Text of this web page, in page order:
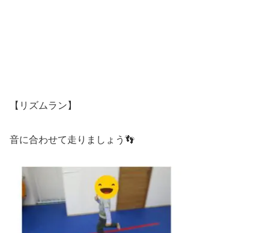
【リズムラン】
音に合わせて走りましょう👣